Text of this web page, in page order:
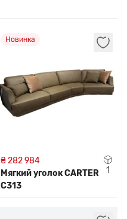
Новинка
₴ 282 984
Мягкий уголок CARTER
C313
1